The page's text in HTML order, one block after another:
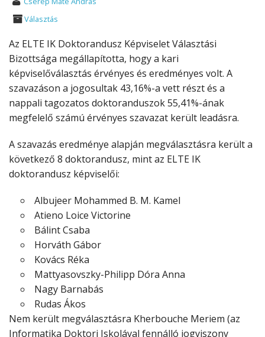
Választás
Az ELTE IK Doktorandusz Képviselet Választási
Bizottsága megállapította, hogy a kari
képviselőválasztás érvényes és eredményes volt. A
szavazáson a jogosultak 43,16%-a vett részt és a
nappali tagozatos doktoranduszok 55,41%-ának
megfelelő számú érvényes szavazat került leadásra.
A szavazás eredménye alapján megválasztásra került a
következő 8 doktorandusz, mint az ELTE IK
doktorandusz képviselői:
Albujeer Mohammed B. M. Kamel
Atieno Loice Victorine
Bálint Csaba
Horváth Gábor
Kovács Réka
Mattyasovszky-Philipp Dóra Anna
Nagy Barnabás
Rudas Ákos
Nem került megválasztásra Kherbouche Meriem (az
Informatika Doktori Iskolával fennálló jogviszony